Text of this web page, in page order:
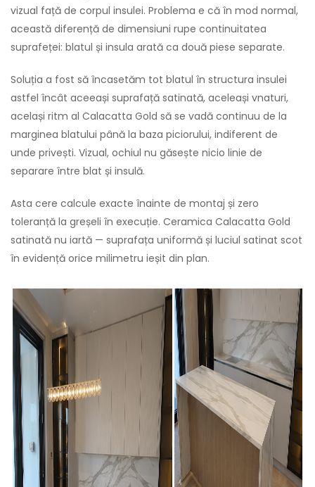
vizual față de corpul insulei. Problema e că în mod normal,
această diferență de dimensiuni rupe continuitatea
suprafeței: blatul și insula arată ca două piese separate.
Soluția a fost să încasetăm tot blatul în structura insulei
astfel încât aceeași suprafață satinată, aceleași vnaturi,
același ritm al Calacatta Gold să se vadă continuu de la
marginea blatului până la baza piciorului, indiferent de
unde privești. Vizual, ochiul nu găsește nicio linie de
separare între blat și insulă.
Asta cere calcule exacte înainte de montaj și zero
toleranță la greșeli în execuție. Ceramica Calacatta Gold
satinată nu iartă — suprafața uniformă și luciul satinat scot
în evidență orice milimetru ieșit din plan.